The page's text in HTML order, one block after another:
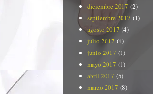
diciembre 2017 (2)
septiembre 2017 (1)
agosto 2017 (4)
julio 2017 (4)
junio 2017 (1)
mayo 2017 (1)
abril 2017 (5)
marzo 2017 (8)